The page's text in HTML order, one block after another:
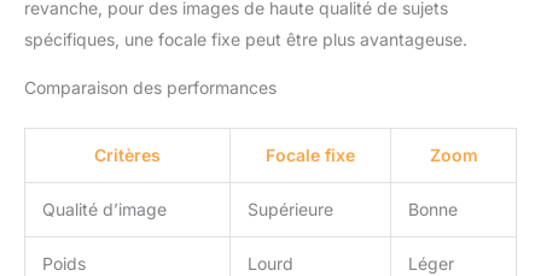
revanche, pour des images de haute qualité de sujets
spécifiques, une focale fixe peut être plus avantageuse.
Comparaison des performances
Critères Focale fixe Zoom
Qualité d’image Supérieure Bonne
Poids Lourd Léger